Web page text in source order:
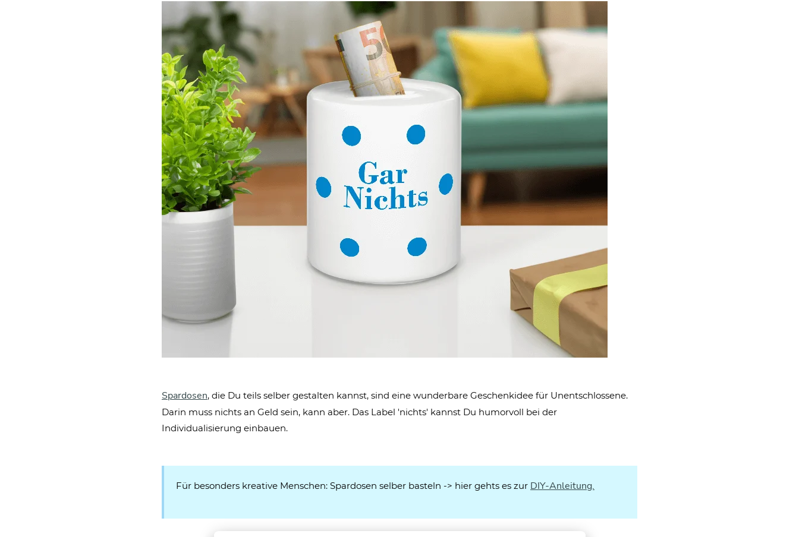
Spardosen, die Du teils selber gestalten kannst, sind eine wunderbare Geschenkidee für Unentschlossene.
Darin muss nichts an Geld sein, kann aber. Das Label 'nichts' kannst Du humorvoll bei der
Individualisierung einbauen.
Für besonders kreative Menschen: Spardosen selber basteln -> hier gehts es zur DIY-Anleitung.